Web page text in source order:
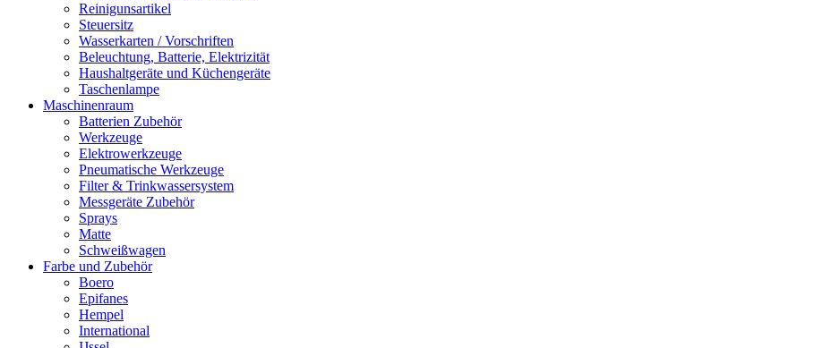
Reinigunsartikel
Steuersitz
Wasserkarten / Vorschriften
Beleuchtung, Batterie, Elektrizität
Haushaltgeräte und Küchengeräte
Taschenlampe
Maschinenraum
Batterien Zubehör
Werkzeuge
Elektrowerkzeuge
Pneumatische Werkzeuge
Filter & Trinkwassersystem
Messgeräte Zubehör
Sprays
Matte
Schweißwagen
Farbe und Zubehör
Boero
Epifanes
Hempel
International